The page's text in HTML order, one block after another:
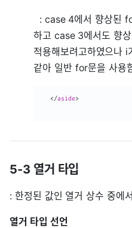
: case 4에서 향상된
하고 case 3에서도 향
적용해보려고하였으나
같아 일반 for문을 사용
</aside>
5-3 열거 타입
: 한정된 값인 열거 상수 중에
열거 타입 선언